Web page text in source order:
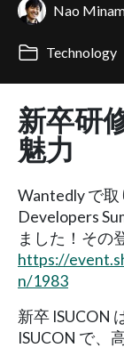
Nao
Technology
新卒研
魅力
Wantedly で取
Developers
ました！その
https://
n/1983
新卒 ISUCON
ISUCON で、